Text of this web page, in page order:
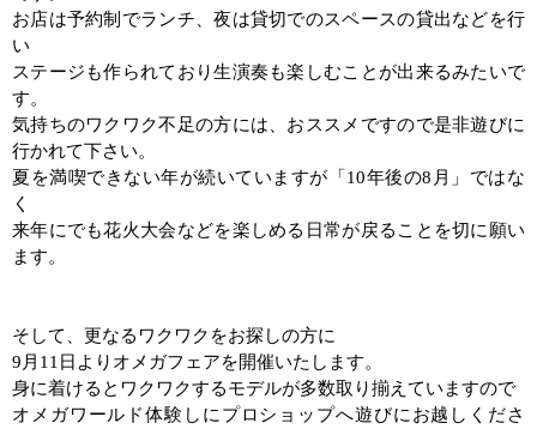
お店は予約制でランチ、夜は貸切でのスペースの貸出などを行
い
ステージも作られており生演奏も楽しむことが出来るみたいで
す。
気持ちのワクワク不足の方には、おススメですので是非遊びに
行かれて下さい。
夏を満喫できない年が続いていますが「 10年後の8 月」ではな
く
来年にでも花火大会などを楽しめる日常が戻ることを切に願い
ます。
そして、更なるワクワクをお探しの方に
9 月 11 日よりオメガフェアを開催いたします。
身に着けるとワクワクするモデルが多数取り揃えていますので
オメガワールド体験しにプロショップへ遊びにお越しくださ